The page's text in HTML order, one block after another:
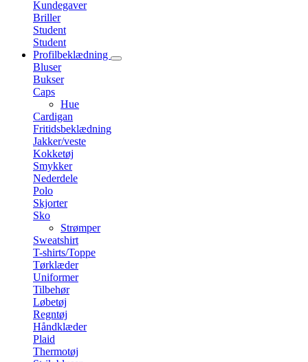
Kundegaver
Briller
Student
Student
Profilbeklædning
Bluser
Bukser
Caps
Hue
Cardigan
Fritidsbeklædning
Jakker/veste
Kokketøj
Smykker
Nederdele
Polo
Skjorter
Sko
Strømper
Sweatshirt
T-shirts/Toppe
Tørklæder
Uniformer
Tilbehør
Løbetøj
Regntøj
Håndklæder
Plaid
Thermotøj